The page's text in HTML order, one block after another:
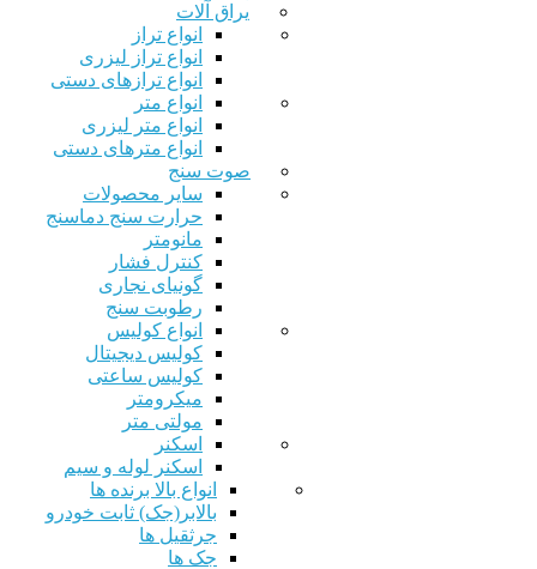
یراق آلات
انواع تراز
انواع تراز لیزری
انواع ترازهای دستی
انواع متر
انواع متر لیزری
انواع مترهای دستی
صوت سنج
سایر محصولات
حرارت سنج دماسنج
مانومتر
کنترل فشار
گونیای نجاری
رطوبت سنج
انواع کولیس
کولیس دیجیتال
کولیس ساعتی
میکرومتر
مولتی متر
اسکنر
اسکنر لوله و سیم
انواع بالا برنده ها
بالابر(جک) ثابت خودرو
جرثقیل ها
جک ها